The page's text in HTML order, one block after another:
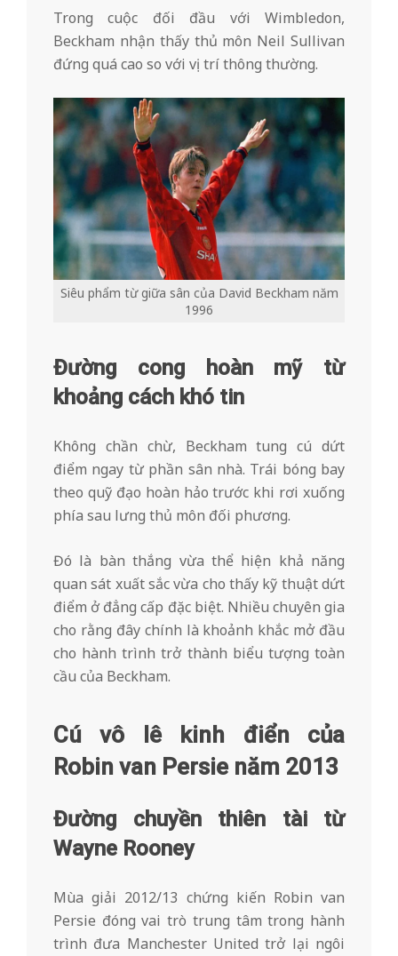
Trong cuộc đối đầu với Wimbledon,
Beckham nhận thấy thủ môn Neil Sullivan
đứng quá cao so với vị trí thông thường.
Siêu phẩm từ giữa sân của David Beckham năm
1996
Đường cong hoàn mỹ từ
khoảng cách khó tin
Không chần chừ, Beckham tung cú dứt
điểm ngay từ phần sân nhà. Trái bóng bay
theo quỹ đạo hoàn hảo trước khi rơi xuống
phía sau lưng thủ môn đối phương.
Đó là bàn thắng vừa thể hiện khả năng
quan sát xuất sắc vừa cho thấy kỹ thuật dứt
điểm ở đẳng cấp đặc biệt. Nhiều chuyên gia
cho rằng đây chính là khoảnh khắc mở đầu
cho hành trình trở thành biểu tượng toàn
cầu của Beckham.
Cú vô lê kinh điển của
Robin van Persie năm 2013
Đường chuyền thiên tài từ
Wayne Rooney
Mùa giải 2012/13 chứng kiến Robin van
Persie đóng vai trò trung tâm trong hành
trình đưa Manchester United trở lại ngôi